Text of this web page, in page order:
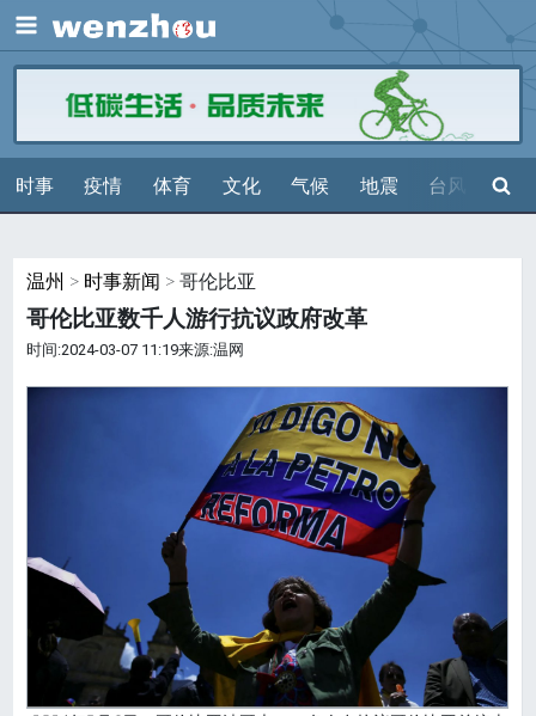
展开
时事 疫情 体育 文化 气候 地震 台风 天气
搜索
温州 > 时事新闻 > 哥伦比亚
哥伦比亚数千人游行抗议政府改革
时间:2024-03-07 11:19来源:温网